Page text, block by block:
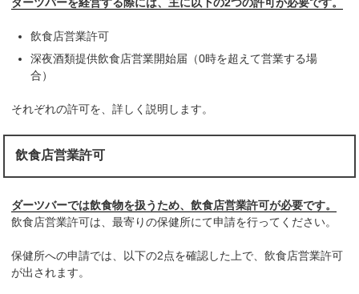
飲食店営業許可
深夜酒類提供飲食店営業開始届（0時を超えて営業する場
合）
それぞれの許可を、詳しく説明します。
飲食店営業許可
ダーツバーでは飲食物を扱うため、飲食店営業許可が必要です。
飲食店営業許可は、最寄りの保健所にて申請を行ってください。
保健所への申請では、以下の2点を確認した上で、飲食店営業許可
が出されます。